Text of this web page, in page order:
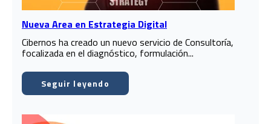
Nueva Area en Estrategia Digital
Cibernos ha creado un nuevo servicio de Consultoría,
focalizada en el diagnóstico, formulación...
Seguir leyendo